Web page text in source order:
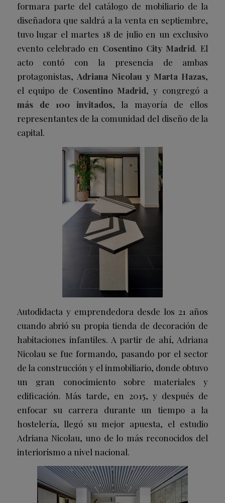
formara parte del catálogo de mobiliario de la
diseñadora que saldrá a la venta en septiembre,
tuvo lugar el martes 18 de julio en un exclusivo
evento celebrado en Cosentino City Madrid. El
acto contó con la presencia de ambas
protagonistas, Adriana Nicolau y Marta Hazas,
el equipo de Cosentino Madrid, y congregó a
más de 100 invitados, la mayoría de ellos
representantes de la comunidad del diseño de la
capital.
Autodidacta y emprendedora desde los 21 años
cuando abrió su propia tienda de decoración de
habitaciones infantiles. A partir de ahí, Adriana
Nicolau se fue formando, pasando por el sector
de la construcción y el inmobiliario, donde obtuvo
un gran conocimiento sobre materiales y
edificación. Más tarde, en 2015, y después de
enfocar su carrera durante un tiempo a la
hostelería, llegó su mejor apuesta, el estudio
Adriana Nicolau, uno de lo más reconocidos del
interiorismo a nivel nacional.